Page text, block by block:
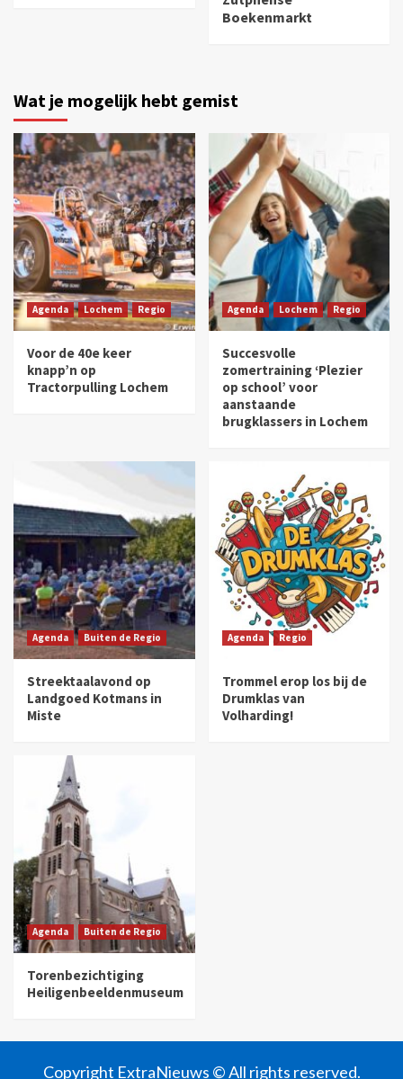
Boekenmarkt
Wat je mogelijk hebt gemist
Agenda Lochem Regio
Voor de 40e keer
knapp’n op
Tractorpulling Lochem
Agenda Lochem Regio
Succesvolle
zomertraining ‘Plezier
op school’ voor
aanstaande
brugklassers in Lochem
Agenda Buiten de Regio
Streektaalavond op
Landgoed Kotmans in
Miste
Agenda Regio
Trommel erop los bij de
Drumklas van
Volharding!
Agenda Buiten de Regio
Torenbezichtiging
Heiligenbeeldenmuseum
Copyright ExtraNieuws © All rights reserved.